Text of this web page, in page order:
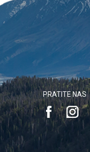
PRATITE NAS